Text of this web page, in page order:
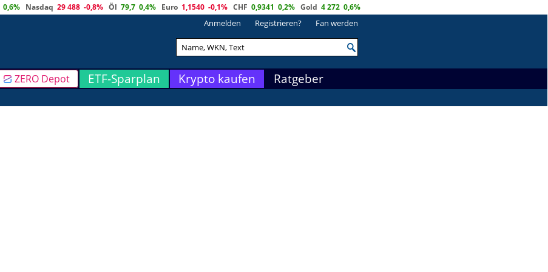
0,6% Nasdaq 29 488 -0,8% Öl 79,7 0,4% Euro 1,1540 -0,1% CHF 0,9341 0,2% Gold 4 272 0,6%
Anmelden Registrieren? Fan werden
ZERO Depot ETF-Sparplan Krypto kaufen Ratgeber